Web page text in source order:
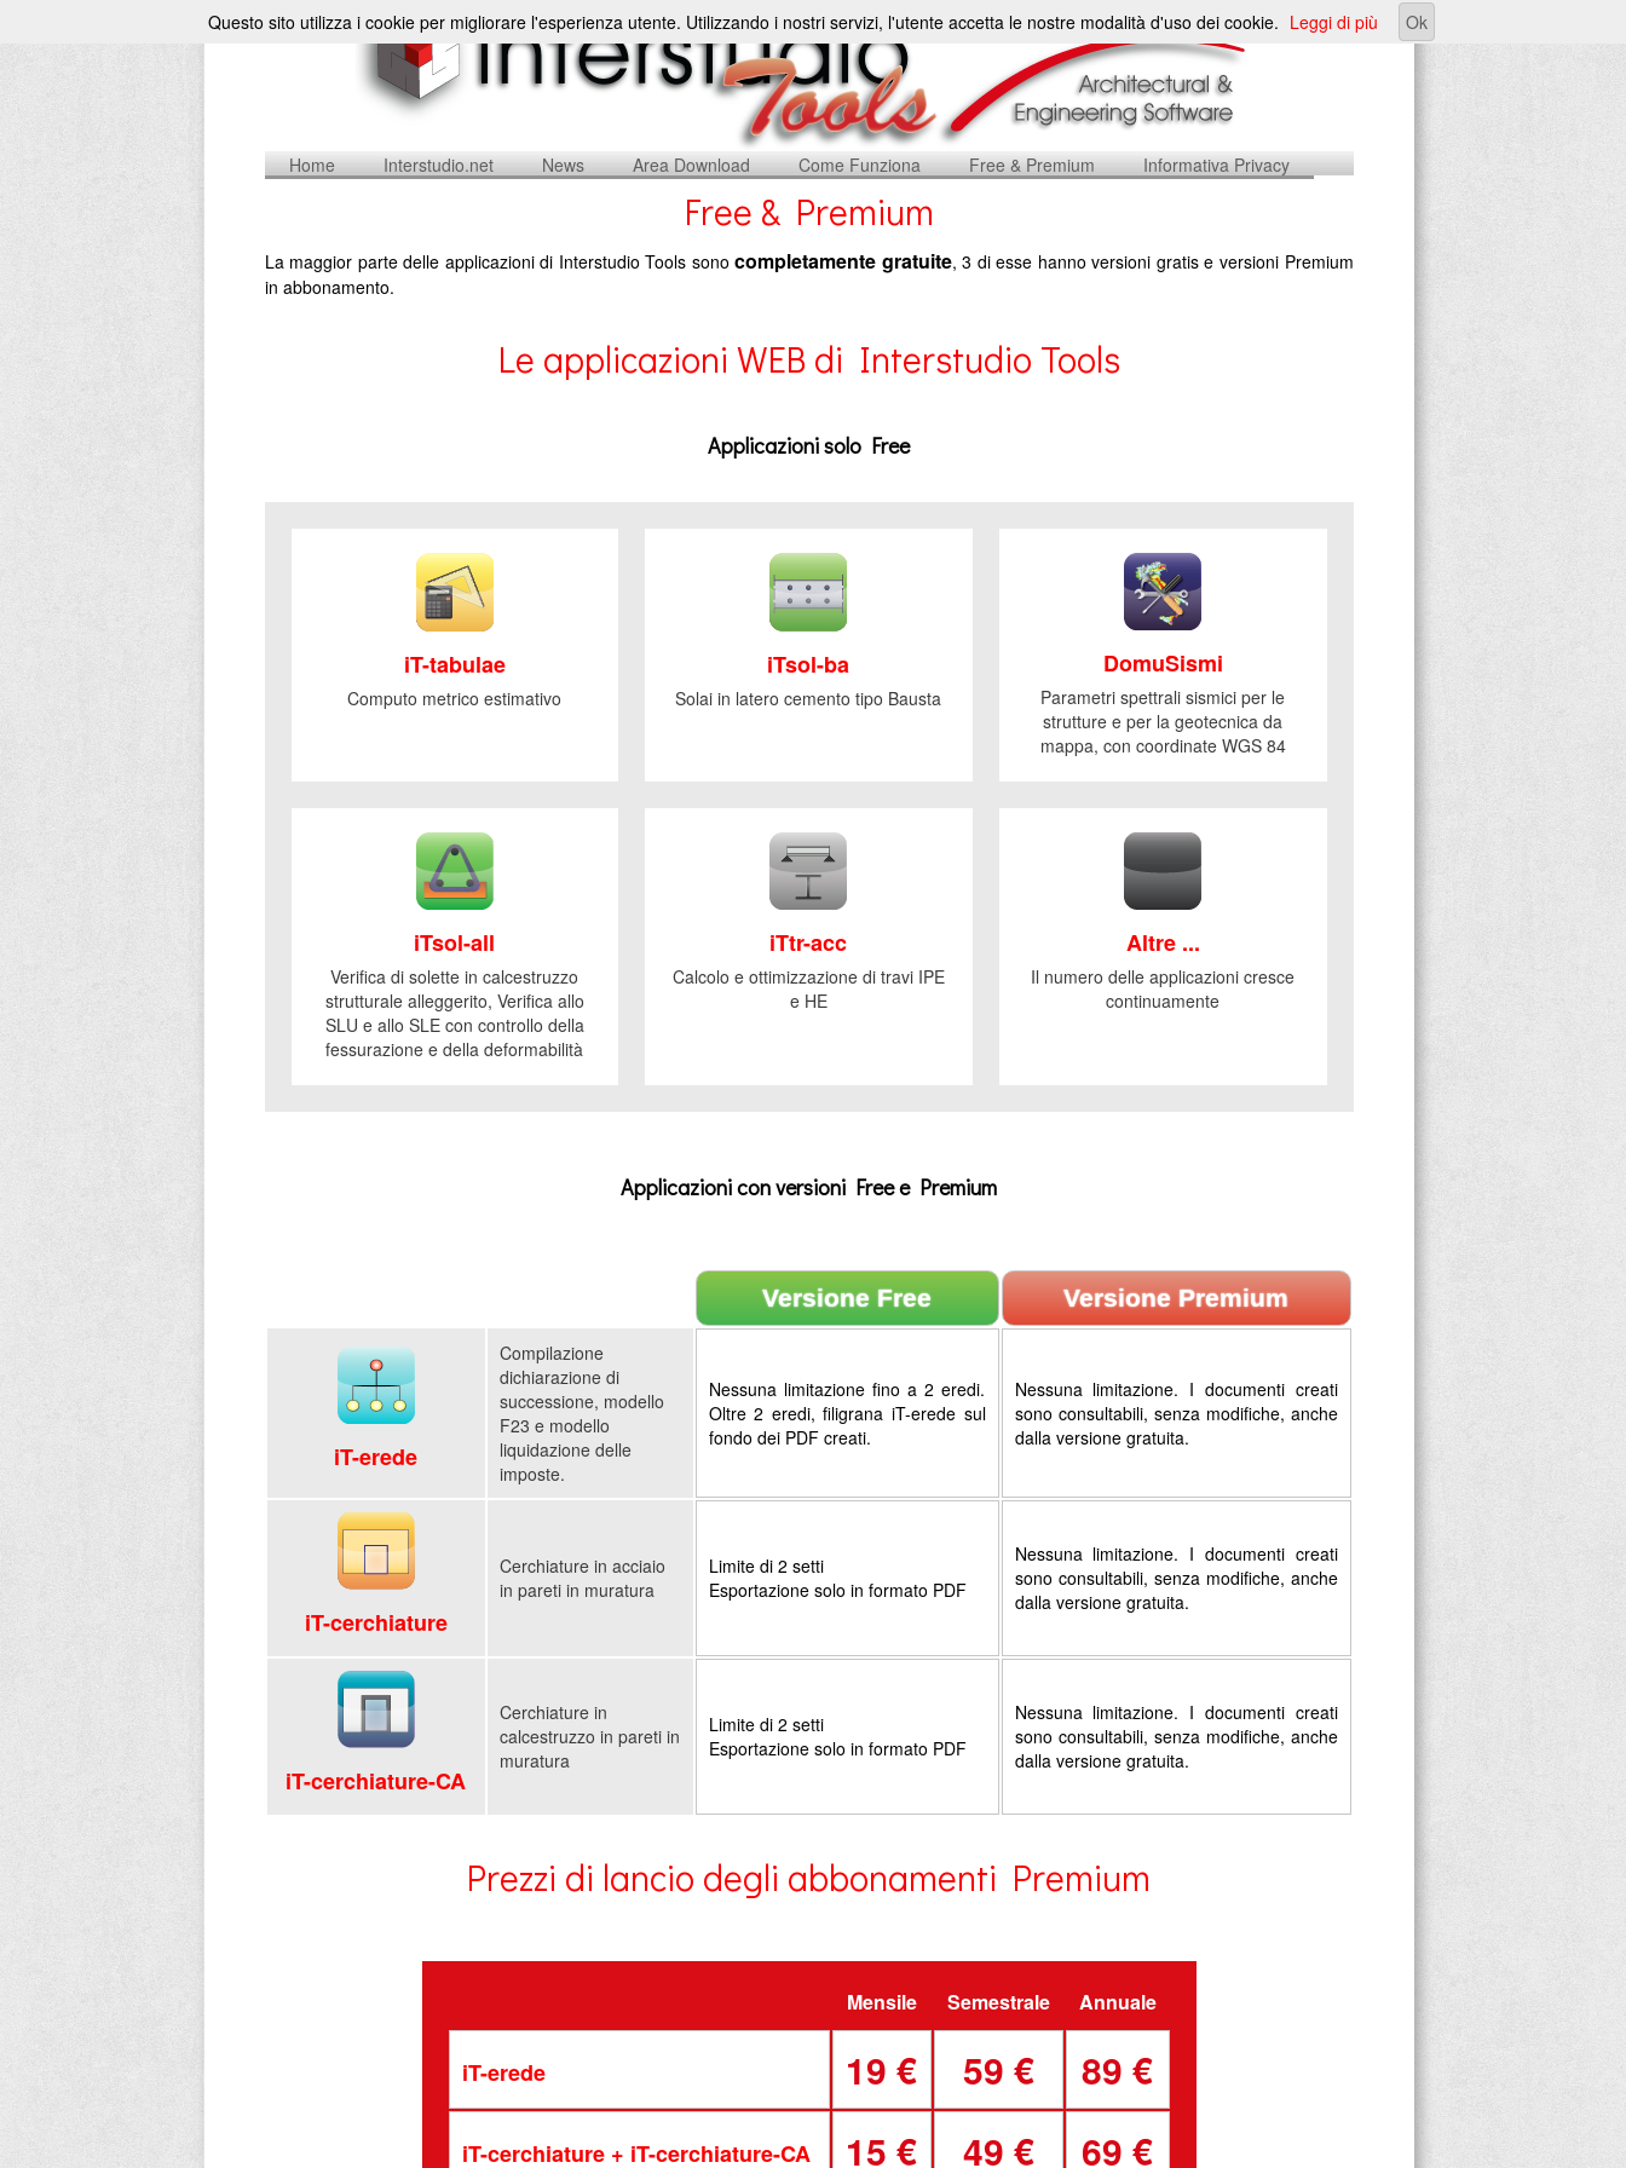
Home Interstudio.net News Area Download Come Funziona Free & Premium Informativa Privacy
Free & Premium
La maggior parte delle applicazioni di Interstudio Tools sonocompletamente gratuite, 3 di esse hanno versioni gratis e versioni Premium
in abbonamento.
Le applicazioni WEB di Interstudio Tools
Applicazioni solo Free
iT-tabulae
Computo metrico estimativo
iTsol-ba
Solai in latero cemento tipo Bausta
DomuSismi
Parametri spettrali sismici per le
strutture e per la geotecnica da
mappa, con coordinate WGS 84
iTsol-all
Verifica di solette in calcestruzzo
strutturale alleggerito, Verifica allo
SLU e allo SLE con controllo della
fessurazione e della deformabilità
iTtr-acc
Calcolo e ottimizzazione di travi IPE
e HE
Altre ...
Il numero delle applicazioni cresce
continuamente
Applicazioni con versioni Free e Premium
Versione Free Versione Premium
iT-erede
Compilazione
dichiarazione di
successione, modello
F23 e modello
liquidazione delle
imposte.
Nessuna limitazione fino a 2 eredi.
Oltre 2 eredi, filigrana iT-erede sul
fondo dei PDF creati.
Nessuna limitazione. I documenti creati
sono consultabili, senza modifiche, anche
dalla versione gratuita.
iT-cerchiature
Cerchiature in acciaio
in pareti in muratura
Limite di 2 setti
Esportazione solo in formato PDF
Nessuna limitazione. I documenti creati
sono consultabili, senza modifiche, anche
dalla versione gratuita.
iT-cerchiature-CA
Cerchiature in
calcestruzzo in pareti in
muratura
Limite di 2 setti
Esportazione solo in formato PDF
Nessuna limitazione. I documenti creati
sono consultabili, senza modifiche, anche
dalla versione gratuita.
Prezzi di lancio degli abbonamenti Premium
Mensile Semestrale Annuale
iT-erede 19 € 59 € 89 €
iT-cerchiature + iT-cerchiature-CA 15 € 49 € 69 €
Questo sito utilizza i cookie per migliorare l'esperienza utente. Utilizzando i nostri servizi, l'utente accetta le nostre modalità d'uso dei cookie. Leggi di più Ok